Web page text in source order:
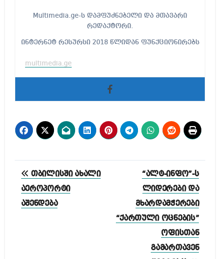
Multimedia.ge-ს დამფუძნებელი და მთავარი
რედაქტორი.
ინტერნეტ რესურსი 2018 წლიდან ფუნქციონირებს
multimedia.ge
პოსტის
ნავიგაცია
თბილისში ახალი
აეროპორტი
აშენდება
“ალტ-ინფო”-ს
ლიდერები და
მხარდამჭერები
“ქართული ოცნების”
ოფისთან
გამართავენ